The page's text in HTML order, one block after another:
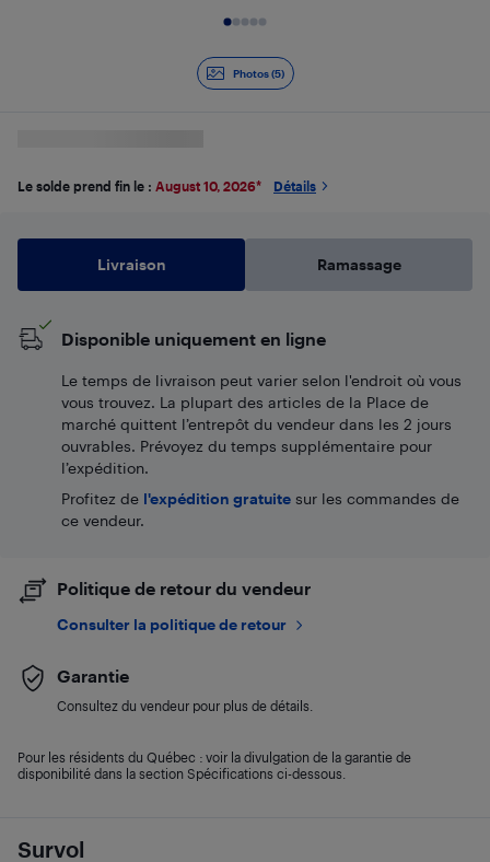
Photos (5)
Survol
Le solde prend fin le : August 10, 2026* Détails
Livraison Ramassage
Disponible uniquement en ligne
Le temps de livraison peut varier selon l'endroit où vous
vous trouvez. La plupart des articles de la Place de
marché quittent l’entrepôt du vendeur dans les 2 jours
ouvrables. Prévoyez du temps supplémentaire pour
l’expédition.
Profitez de l'expédition gratuite sur les commandes de
ce vendeur.
Politique de retour du vendeur
Consulter la politique de retour
Garantie
Consultez du vendeur pour plus de détails.
Pour les résidents du Québec : voir la divulgation de la garantie de
disponibilité dans la section Spécifications ci-dessous.